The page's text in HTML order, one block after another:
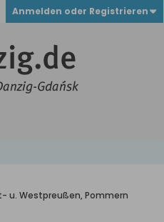
Anmelden oder Registrieren
u. Westpreußen, Pommern